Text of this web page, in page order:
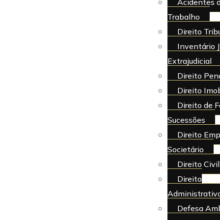
Acidentes
Trabalho
Direito
Inventário
Extrajudicial
Direito
Direito
Direito de
Sucessões
Direito
Societário
Direito Civil
Direito
Defesa